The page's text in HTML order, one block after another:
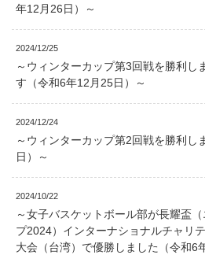
年12月26日）～
2024/12/25
～ウィンターカップ第3回戦を勝利し
す（令和6年12月25日）～
2024/12/24
～ウィンターカップ第2回戦を勝利し
日）～
2024/10/22
～女子バスケットボール部が長耀盃
プ2024）インターナショナルチャリ
大会（台湾）で優勝しました（令和6